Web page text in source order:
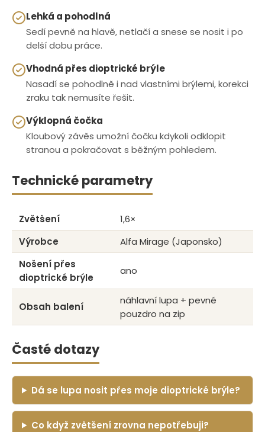
Lehká a pohodlná
Sedí pevně na hlavě, netlačí a snese se nosit i po
delší dobu práce.
Vhodná přes dioptrické brýle
Nasadí se pohodlně i nad vlastními brýlemi, korekci
zraku tak nemusíte řešit.
Výklopná čočka
Kloubový závěs umožní čočku kdykoli odklopit
stranou a pokračovat s běžným pohledem.
Technické parametry
Zvětšení
1,6×
Výrobce
Alfa Mirage (Japonsko)
Nošení přes
dioptrické brýle
ano
Obsah balení
náhlavní lupa + pevné
pouzdro na zip
Časté dotazy
Dá se lupa nosit přes moje dioptrické brýle?
Co když zvětšení zrovna nepotřebuji?